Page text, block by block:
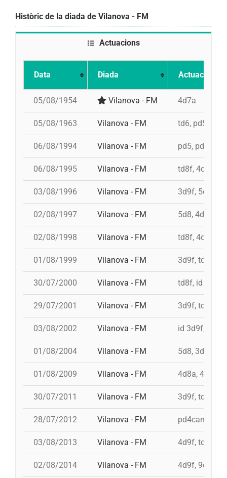
Històric de la diada de Vilanova - FM
Actuacions
Data Diada Actuació
05/08/1954 Vilanova - FM 4d7a
05/08/1963 Vilanova - FM td6, pd5, 3d7
06/08/1994 Vilanova - FM pd5, pd5,
06/08/1995 Vilanova - FM td8f, 4d9f,
03/08/1996 Vilanova - FM 3d9f, 5d8,
02/08/1997 Vilanova - FM 5d8, 4d9f,
02/08/1998 Vilanova - FM td8f, 4d8,
01/08/1999 Vilanova - FM 3d9f, td9fm,
30/07/2000 Vilanova - FM td8f, id 4d9f,
29/07/2001 Vilanova - FM 3d9f,
03/08/2002 Vilanova - FM id 3d9f, id
01/08/2004 Vilanova - FM 5d8, 3d8,
01/08/2009 Vilanova - FM 4d8a, 4d9f,
30/07/2011 Vilanova - FM 3d9f, td9fm,
28/07/2012 Vilanova - FM pd4cam,
03/08/2013 Vilanova - FM 4d9f, td9fm,
02/08/2014 Vilanova - FM 4d9f, 9d8,